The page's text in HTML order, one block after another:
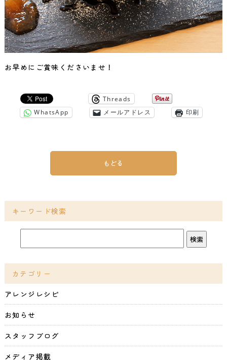
お早めにご賞味くださいませ！
Threads
WhatsApp
メールアドレス 印刷
もどる
キーワード検索
カテゴリー
アレンジレシピ
お知らせ
スタッフブログ
メディア掲載